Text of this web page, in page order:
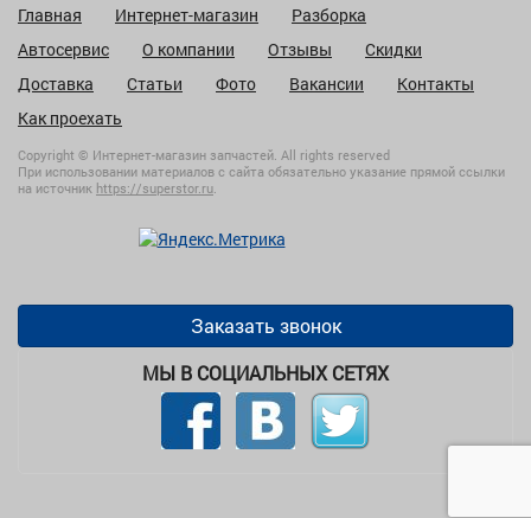
Главная Интернет-магазин
Разборка
Автосервис
О компании Отзывы
Скидки
Доставка
Статьи Фото Вакансии
Контакты
Как проехать
Copyright © Интернет-магазин запчастей. All rights reserved
При использовании материалов с сайта обязательно указание прямой ссылки
на источник https://superstor.ru.
Заказать звонок
МЫ В СОЦИАЛЬНЫХ СЕТЯХ